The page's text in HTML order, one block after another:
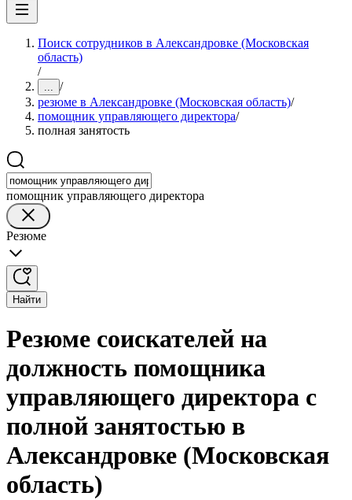
Поиск сотрудников в Александровке (Московская
область)
/
... /
резюме в Александровке (Московская область)/
помощник управляющего директора/
полная занятость
помощник управляющего директора
Резюме
Найти
Резюме соискателей на
должность помощника
управляющего директора с
полной занятостью в
Александровке (Московская
область)